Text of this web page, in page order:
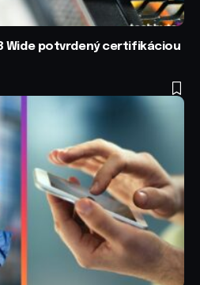
Wide potvrdený certifikáciou